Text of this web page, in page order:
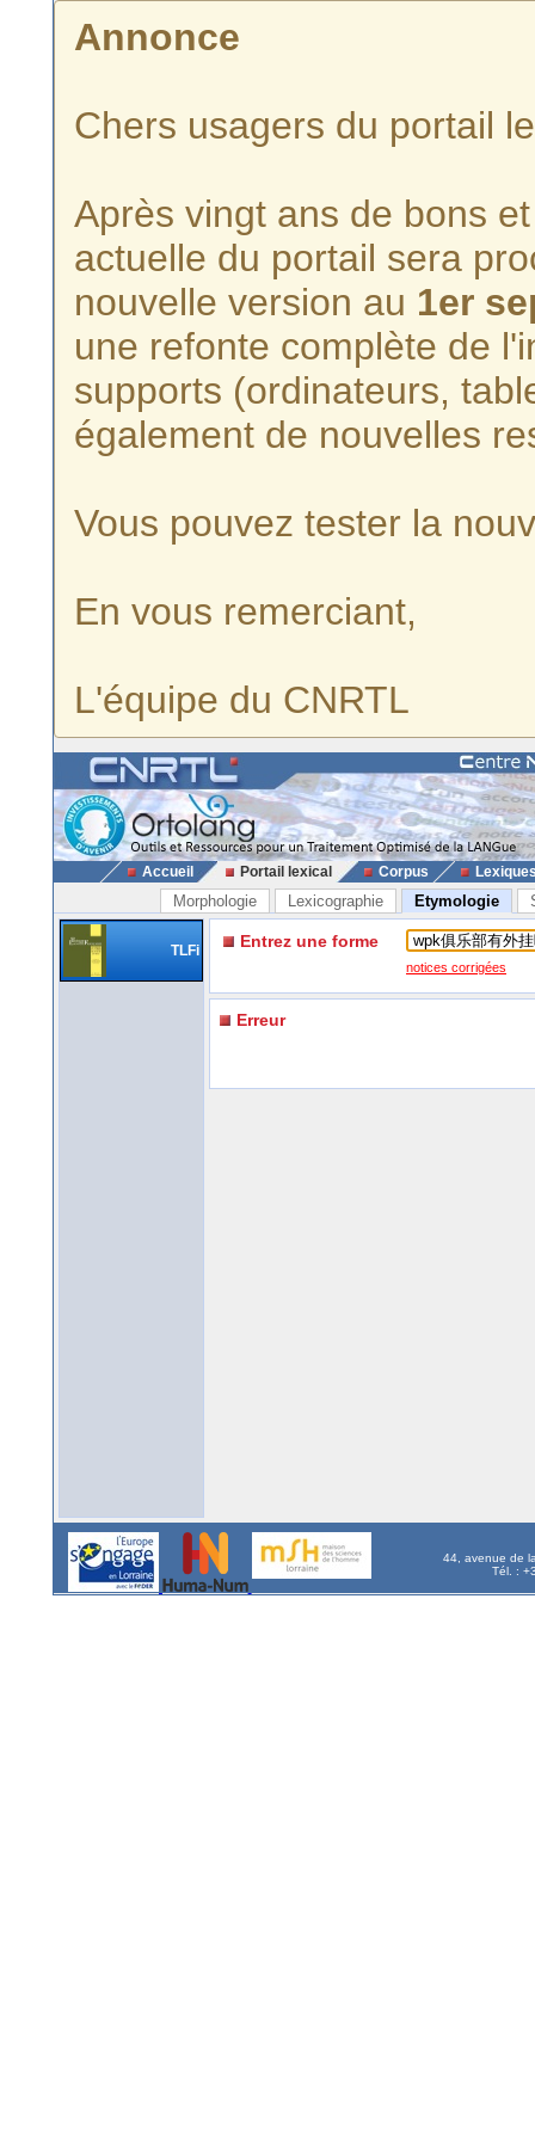
Annonce
Chers usagers du portail
Après vingt ans de bons
actuelle du portail sera
nouvelle version au 1er
une refonte complète de
supports (ordinateurs,
également de nouvelles
Vous pouvez tester la
En vous remerciant,
L'équipe du CNRTL
Accueil Portail lexical Corpus
Morphologie Lexicographie Etymologie
TLFi Entrez une forme
notices corrigées
Erreur
44, avenue de
Tél. :